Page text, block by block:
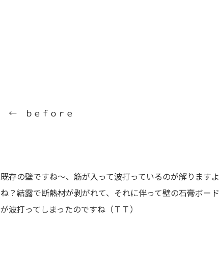
← ｂｅｆｏｒｅ
既存の壁ですね～、筋が入って波打っているのが解りますよ
ね？結露で断熱材が剥がれて、それに伴って壁の石膏ボード
が波打ってしまったのですね（ＴＴ）